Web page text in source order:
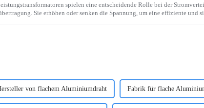
spielen eine entscheidende Rolle bei der
Sie erhöhen oder senken die Spannung, um eine effiziente und
von flachem Aluminiumdraht Fabrik für flache